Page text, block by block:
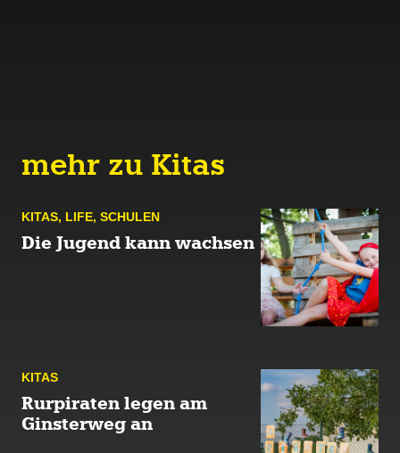
mehr zu Kitas
KITAS, LIFE, SCHULEN
Die Jugend kann wachsen
KITAS
Rurpiraten legen am
Ginsterweg an